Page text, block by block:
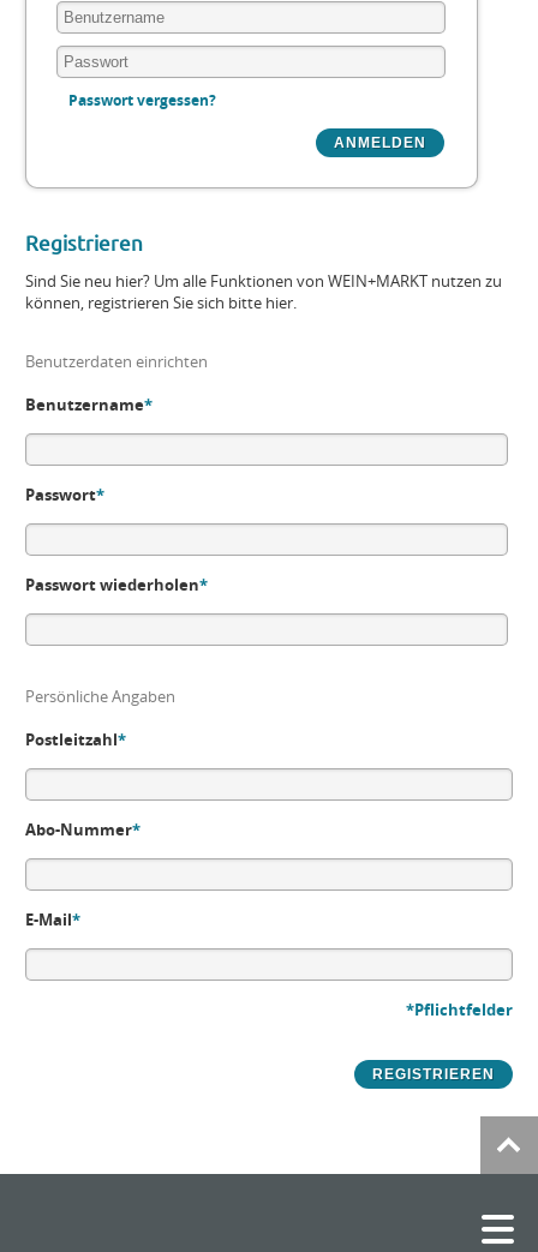
Passwort vergessen?
Registrieren
Sind Sie neu hier? Um alle Funktionen von WEIN+MARKT nutzen zu
können, registrieren Sie sich bitte hier.
Benutzerdaten einrichten
Benutzername*
Passwort*
Passwort wiederholen*
Persönliche Angaben
Postleitzahl*
Abo-Nummer*
E-Mail*
*Pflichtfelder